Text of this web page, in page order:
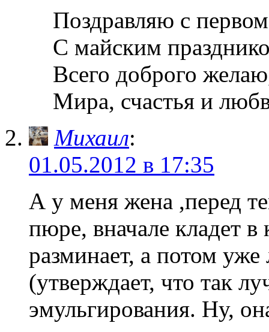
Поздравляю с
С майским
Всего доброго
Мира, счастья и
Михаил:
01.05.2012 в 17:35
А у меня жена ,перед
пюре, вначале кладет в
разминает, а потом
(утверждает, что так
эмульгирования. Ну,